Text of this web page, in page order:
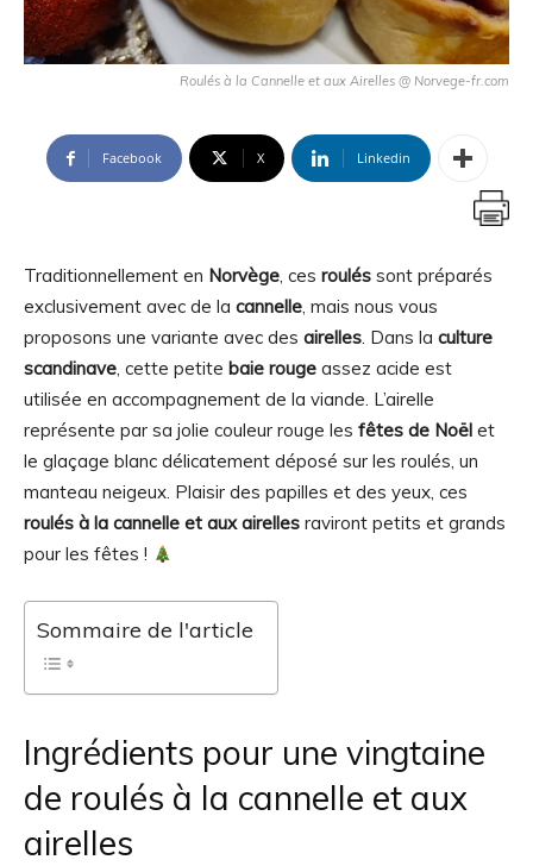
Roulés à la Cannelle et aux Airelles @ Norvege-fr.com
Facebook X Linkedin
Traditionnellement en Norvège, ces roulés sont préparés
exclusivement avec de la cannelle, mais nous vous
proposons une variante avec des airelles. Dans la culture
scandinave, cette petite baie rouge assez acide est
utilisée en accompagnement de la viande. L’airelle
représente par sa jolie couleur rouge les fêtes de Noël et
le glaçage blanc délicatement déposé sur les roulés, un
manteau neigeux. Plaisir des papilles et des yeux, ces
roulés à la cannelle et aux airelles raviront petits et grands
pour les fêtes !
Sommaire de l'article
Ingrédients pour une vingtaine
de roulés à la cannelle et aux
airelles